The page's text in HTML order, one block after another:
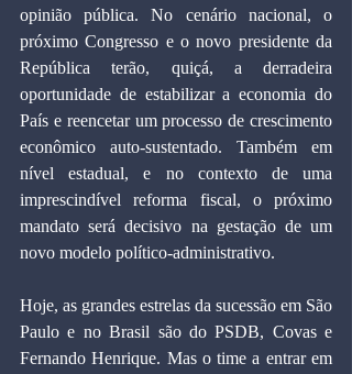
opinião pública. No cenário nacional, o
próximo Congresso e o novo presidente da
República terão, quiçá, a derradeira
oportunidade de estabilizar a economia do
País e reencetar um processo de crescimento
econômico auto-sustentado. Também em
nível estadual, e no contexto de uma
imprescindível reforma fiscal, o próximo
mandato será decisivo na gestação de um
novo modelo político-administrativo.
Hoje, as grandes estrelas da sucessão em São
Paulo e no Brasil são do PSDB, Covas e
Fernando Henrique. Mas o time a entrar em